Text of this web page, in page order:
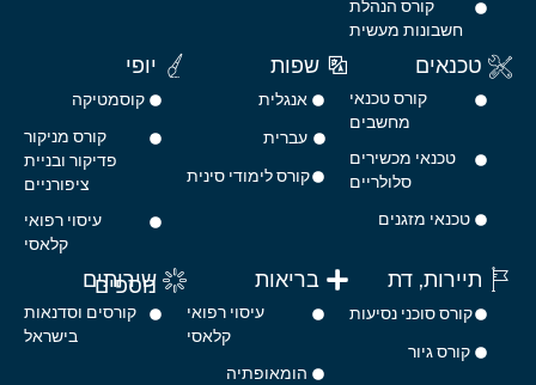
קורס הנהלת
חשבונות מעשית
טכנאים
קורס טכנאי
מחשבים
טכנאי מכשירים
סלולריים
טכנאי מזגנים
שפות
אנגלית
עברית
קורס לימודי סינית
יופי
קוסמטיקה
קורס מניקור
פדיקור ובניית
ציפורניים
עיסוי רפואי
קלאסי
תיירות, דת
קורס סוכני נסיעות
קורס גיור
בריאות
עיסוי רפואי
קלאסי
הומאופתיה
שירותים
נוספים
קורסים וסדנאות
בישראל